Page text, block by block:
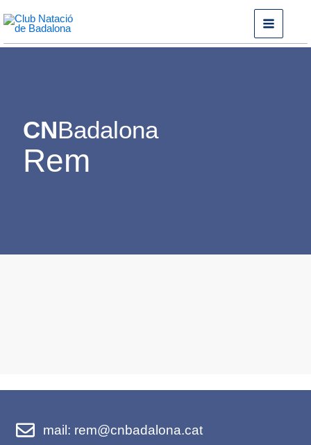
al
contingut
CNBadalona
Rem
mail: rem@cnbadalona.cat